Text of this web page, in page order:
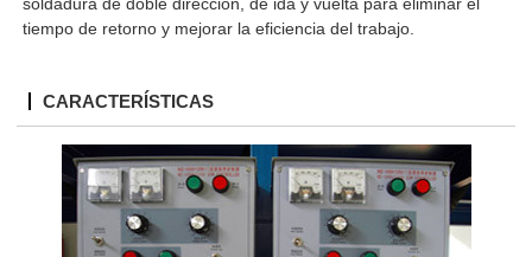
tiempo de retorno y mejorar la eficiencia del trabajo.
CARACTERÍSTICAS